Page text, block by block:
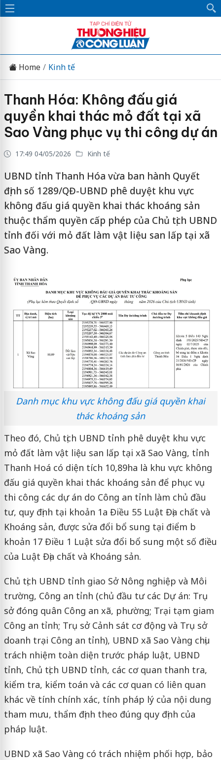
Home Kinh tế
Thanh Hóa: Không đấu giá
quyền khai thác mỏ đất tại xã
Sao Vàng phục vụ thi công dự án
17:49 04/05/2026 Kinh tế
UBND tỉnh Thanh Hóa vừa ban hành Quyết
định số 1289/QĐ-UBND phê duyệt khu vực
không đấu giá quyền khai thác khoáng sản
thuộc thẩm quyền cấp phép của Chủ tịch UBND
tỉnh đối với mỏ đất làm vật liệu san lấp tại xã
Sao Vàng.
Danh mục khu vực không đấu giá quyền khai
thác khoáng sản
Theo đó, Chủ tịch UBND tỉnh phê duyệt khu vực
mỏ đất làm vật liệu san lấp tại xã Sao Vàng, tỉnh
Thanh Hoá có diện tích 10,89ha là khu vực không
đấu giá quyền khai thác khoáng sản để phục vụ
thi công các dự án do Công an tỉnh làm chủ đầu
tư, quy định tại khoản 1a Điều 55 Luật Địa chất và
Khoáng sản, được sửa đổi bổ sung tại điểm b
khoản 17 Điều 1 Luật sửa đổi bổ sung một số điều
của Luật Địa chất và Khoáng sản.
Chủ tịch UBND tỉnh giao Sở Nông nghiệp và Môi
trường, Công an tỉnh (chủ đầu tư các Dự án: Trụ
sở đóng quân Công an xã, phường; Trại tạm giam
Công an tỉnh; Trụ sở Cảnh sát cơ động và Trụ sở
doanh trại Công an tỉnh), UBND xã Sao Vàng chịu
trách nhiệm toàn diện trước pháp luật, UBND
tỉnh, Chủ tịch UBND tỉnh, các cơ quan thanh tra,
kiểm tra, kiểm toán và các cơ quan có liên quan
khác về tính chính xác, tính pháp lý của nội dung
tham mưu, thẩm định theo đúng quy định của
pháp luật.
UBND xã Sao Vàng có trách nhiệm phối hợp, bảo